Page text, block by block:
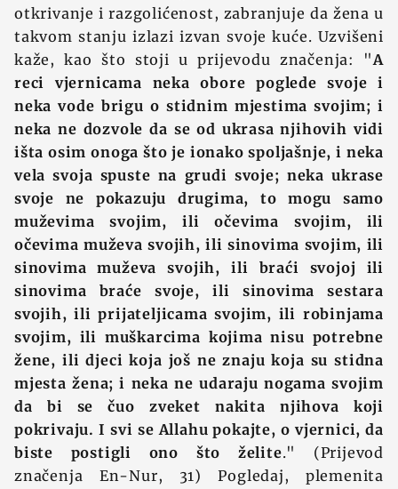
otkrivanje i razgolićenost, zabranjuje da žena u
takvom stanju izlazi izvan svoje kuće. Uzvišeni
kaže, kao što stoji u prijevodu značenja: "A
reci vjernicama neka obore poglede svoje i
neka vode brigu o stidnim mjestima svojim; i
neka ne dozvole da se od ukrasa njihovih vidi
išta osim onoga što je ionako spoljašnje, i neka
vela svoja spuste na grudi svoje; neka ukrase
svoje ne pokazuju drugima, to mogu samo
muževima svojim, ili očevima svojim, ili
očevima muževa svojih, ili sinovima svojim, ili
sinovima muževa svojih, ili braći svojoj ili
sinovima braće svoje, ili sinovima sestara
svojih, ili prijateljicama svojim, ili robinjama
svojim, ili muškarcima kojima nisu potrebne
žene, ili djeci koja još ne znaju koja su stidna
mjesta žena; i neka ne udaraju nogama svojim
da bi se čuo zveket nakita njihova koji
pokrivaju. I svi se Allahu pokajte, o vjernici, da
biste postigli ono što želite." (Prijevod
značenja En-Nur, 31) Pogledaj, plemenita